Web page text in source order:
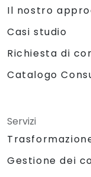
Il nostro
Casi studio
Richiesta di
Catalogo
Servizi
Gestione dei